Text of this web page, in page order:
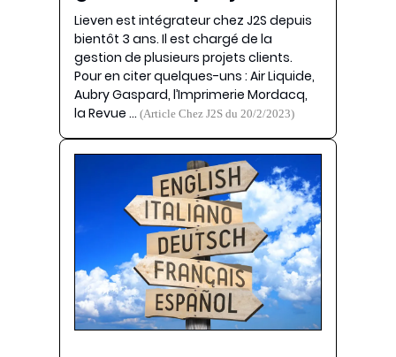
Lieven est intégrateur chez J2S depuis
bientôt 3 ans. Il est chargé de la
gestion de plusieurs projets clients.
Pour en citer quelques-uns : Air Liquide,
Aubry Gaspard, l’Imprimerie Mordacq,
la Revue …(Article Chez J2S du 20/2/2023)